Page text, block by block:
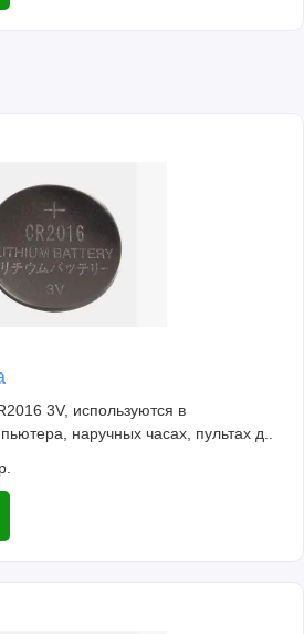
3V, используются в
наручных часах, пультах д..